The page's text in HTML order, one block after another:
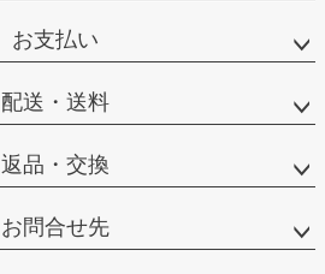
お支払い
配送・送料
返品・交換
お問合せ先